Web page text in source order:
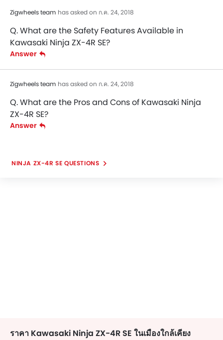
Zigwheels team has asked on ก.ค. 24, 2018
Q. What are the Safety Features Available in
Kawasaki Ninja ZX-4R SE?
Answer
Zigwheels team has asked on ก.ค. 24, 2018
Q. What are the Pros and Cons of Kawasaki Ninja
ZX-4R SE?
Answer
NINJA ZX-4R SE QUESTIONS
ราคา Kawasaki Ninja ZX-4R SE ในเมืองใกล้เคียง